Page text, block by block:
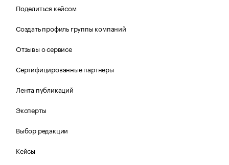
Поделиться кейсом
Создать профиль группы компаний
Отзывы о сервисе
Сертифицированные партнеры
Лента публикаций
Эксперты
Выбор редакции
Кейсы